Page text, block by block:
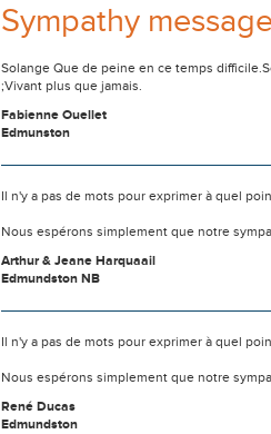
Sympathy
Solange Que de peine en ce temps
;Vivant plus que jamais.
Fabienne Ouellet
Edmunston
Il n'y a pas de mots pour exprimer à quel
Nous espérons simplement que notre
Arthur & Jeane Harquaail
Edmundston NB
Il n'y a pas de mots pour exprimer à quel
Nous espérons simplement que notre
René Ducas
Edmundston